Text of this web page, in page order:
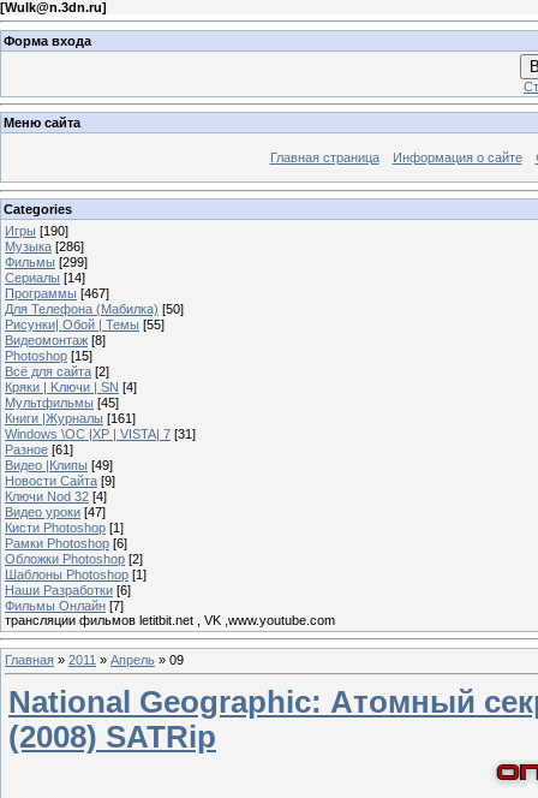
[Wulk@n.3dn.ru]
Форма входа
Меню сайта
Главная страница Информация о сайте
Categories
Игры [190]
Музыка [286]
Фильмы [299]
Сериалы [14]
Программы [467]
Для Телефона (Мабилка) [50]
Рисунки| Обой | Темы [55]
Видеомонтаж [8]
Photoshop [15]
Всё для сайта [2]
Кряки | Kлючи | SN [4]
Мультфильмы [45]
Книги |Журналы [161]
Windows \OC |XP | VISTA| 7 [31]
Разное [61]
Видео |Клипы [49]
Новости Сайта [9]
Ключи Nod 32 [4]
Видео уроки [47]
Кисти Photoshop [1]
Рамки Photoshop [6]
Обложки Photoshop [2]
Шаблоны Photoshop [1]
Наши Разработки [6]
Фильмы Онлайн [7]
трансляции фильмов letitbit.net , VK ,www.youtube.com
Главная » 2011 » Апрель » 09
National Geographic: Атомный
(2008) SATRip